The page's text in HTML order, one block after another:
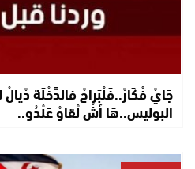
جَايْ فْكَارْ..فَلْبَراجْ فالدَّخْلَة
البوليس..هَا أشْ لْقَاوْ عَنْدُو..